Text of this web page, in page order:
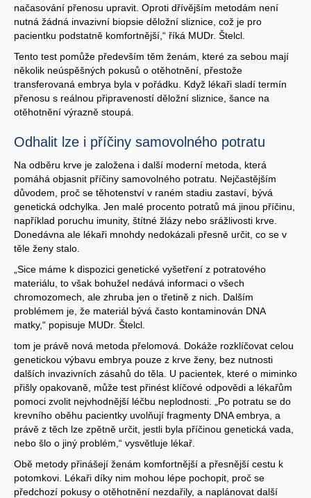
načasování přenosu upravit. Oproti dřívějším metodám není
nutná žádná invazivní biopsie děložní sliznice, což je pro
pacientku podstatně komfortnější,“ říká MUDr. Štelcl.
Tento test pomůže především těm ženám, které za sebou mají
několik neúspěšných pokusů o otěhotnění, přestože
transferovaná embrya byla v pořádku. Když lékaři sladí termín
přenosu s reálnou připraveností děložní sliznice, šance na
otěhotnění výrazně stoupá.
Odhalit lze i příčiny samovolného potratu
Na odběru krve je založena i další moderní metoda, která
pomáhá objasnit příčiny samovolného potratu. Nejčastějším
důvodem, proč se těhotenství v raném stadiu zastaví, bývá
genetická odchylka. Jen malé procento potratů má jinou příčinu,
například poruchu imunity, štítné žlázy nebo srážlivosti krve.
Donedávna ale lékaři mnohdy nedokázali přesně určit, co se v
těle ženy stalo.
„Sice máme k dispozici genetické vyšetření z potratového
materiálu, to však bohužel nedává informaci o všech
chromozomech, ale zhruba jen o třetině z nich. Dalším
problémem je, že materiál bývá často kontaminován DNA
matky,“ popisuje MUDr. Štelcl.
tom je právě nová metoda přelomová. Dokáže rozklíčovat celou
genetickou výbavu embrya pouze z krve ženy, bez nutnosti
dalších invazivních zásahů do těla. U pacientek, které o miminko
přišly opakovaně, může test přinést klíčové odpovědi a lékařům
pomoci zvolit nejvhodnější léčbu neplodnosti. „Po potratu se do
krevního oběhu pacientky uvolňují fragmenty DNA embrya, a
právě z těch lze zpětně určit, jestli byla příčinou genetická vada,
nebo šlo o jiný problém,“ vysvětluje lékař.
Obě metody přinášejí ženám komfortnější a přesnější cestu k
potomkovi. Lékaři díky nim mohou lépe pochopit, proč se
předchozí pokusy o otěhotnění nezdařily, a naplánovat další